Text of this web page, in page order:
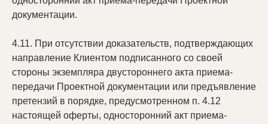
документации.
4.11. При отсутствии доказательств, подтверждающих
направление Клиентом подписанного со своей
стороны экземпляра двустороннего акта приема-
передачи Проектной документации или предъявление
претензий в порядке, предусмотренном п. 4.12
настоящей оферты, односторонний акт приема-